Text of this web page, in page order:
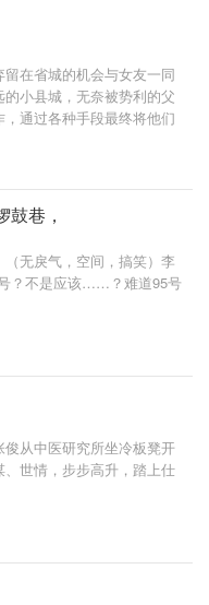
留在省城的机会与女友一同
小县城，无奈被势利的父
通过各种手段最终将他们
之下，一路披荆斩棘，仕
实现了他仕途之初许下
家卖红薯”的初心誓言。
巷，
（无戾气，空间，搞笑）李
？不是应该……？难道95号
从中医研究所坐冷板凳开
世情，步步高升，踏上仕